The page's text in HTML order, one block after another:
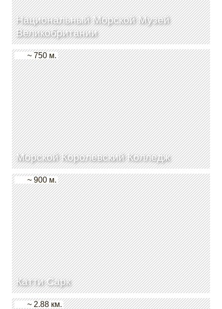
Национальный Морской Музей
Великобритании
Морской Королевский Колледж
~ 750 м.
Катти Сарк
~ 900 м.
~ 2.88 км.